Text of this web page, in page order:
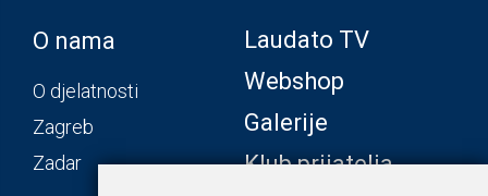
O nama
O djelatnosti
Zagreb
Zadar
Laudato TV
Webshop
Galerije
Klub prijatelja